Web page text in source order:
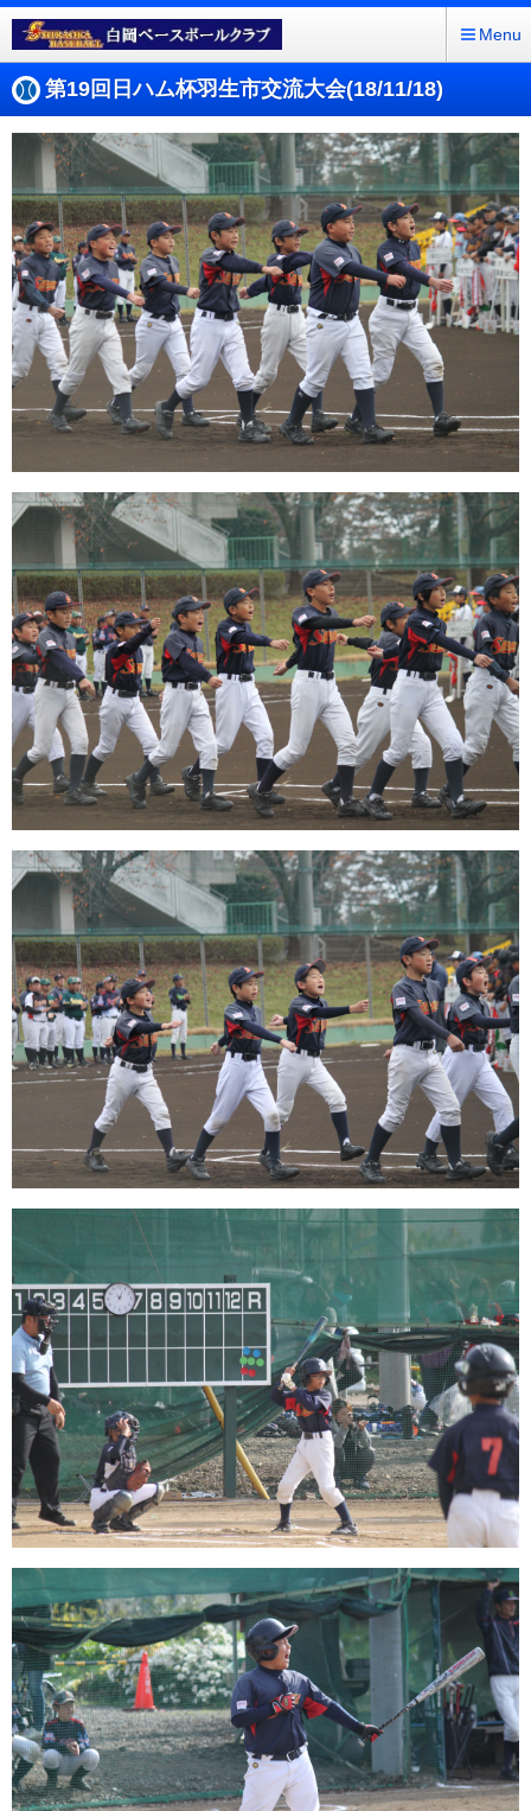
Menu
第19回日ハム杯羽生市交流大会(18/11/18)